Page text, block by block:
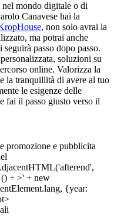
mondo digitale o di
Canavese hai la
, non solo avrai la
ma potrai anche
passo dopo passo.
soluzioni su
online. Valorizza la
la tranquillità di avere al tuo
le esigenze delle
fai il passo giusto verso il